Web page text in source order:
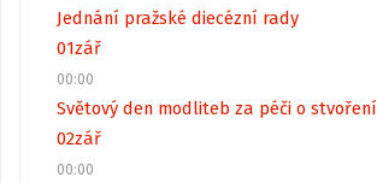
Jednání pražské diecézní rady
01zář
00:00
Světový den modliteb za péči o stvoření
02zář
00:00